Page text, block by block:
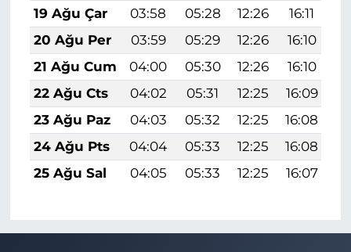
19 Ağu Çar
03:58 05:28 12:26 16:11
20 Ağu Per
03:59 05:29 12:26 16:10
21 Ağu Cum
04:00 05:30 12:26 16:10
22 Ağu Cts
04:02 05:31 12:25 16:09
23 Ağu Paz
04:03 05:32 12:25 16:08
24 Ağu Pts
04:04 05:33 12:25 16:08
25 Ağu Sal
04:05 05:33 12:25 16:07